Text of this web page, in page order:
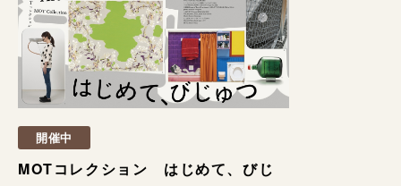
開催中
MOTコレクション はじめて、びじ